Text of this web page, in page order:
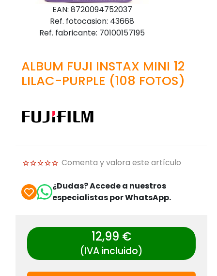
EAN: 8720094752037
Ref. fotocasion: 43668
Ref. fabricante: 70100157195
ALBUM FUJI INSTAX MINI 12
LILAC-PURPLE (108 FOTOS)
Comenta y valora este artículo
¿Dudas? Accede a nuestros
especialistas por WhatsApp.
12,99 €
(IVA incluido)